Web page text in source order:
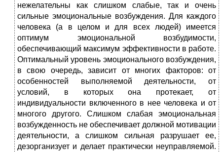
нежелательны как слишком слабые, так и очень
сильные эмоциональные возбуждения. Для каждого
человека (а в целом и для всех людей) имеется
оптимум эмоциональной возбудимости,
обеспечивающий максимум эффективности в работе.
Оптимальный уровень эмоционального возбуждения,
в свою очередь, зависит от многих факторов: от
особенностей выполняемой деятельности, от
условий, в которых она протекает, от
индивидуальности включенного в нее человека и от
многого другого. Слишком слабая эмоциональная
возбужденность не обеспечивает должной мотивации
деятельности, а слишком сильная разрушает ее,
дезорганизует и делает практически неуправляемой.